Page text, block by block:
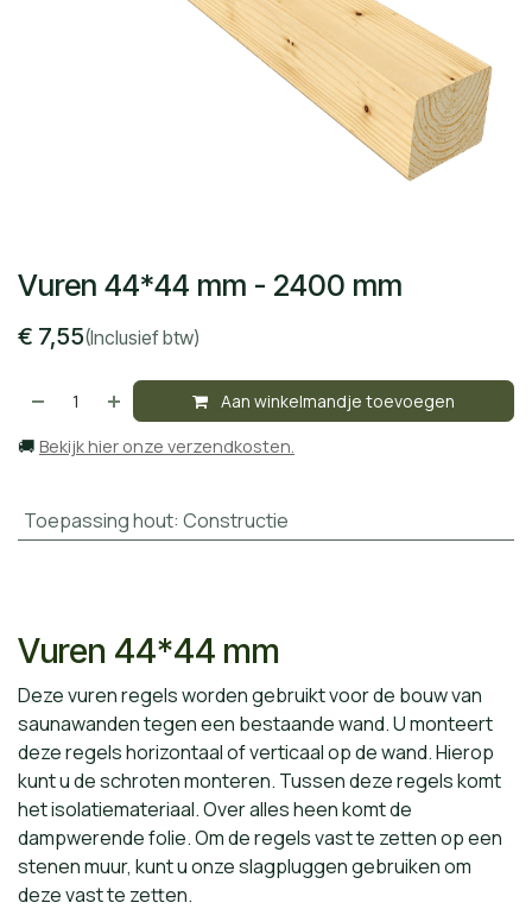
Vuren 44*44 mm - 2400 mm
€ 7,55(Inclusief btw)
Aan winkelmandje toevoegen
🚚 Bekijk hier onze verzendkosten.
Toepassing hout: Constructie
Vuren 44*44 mm
Deze vuren regels worden gebruikt voor de bouw van
saunawanden tegen een bestaande wand. U monteert
deze regels horizontaal of verticaal op de wand. Hierop
kunt u de schroten monteren. Tussen deze regels komt
het isolatiemateriaal. Over alles heen komt de
dampwerende folie. Om de regels vast te zetten op een
stenen muur, kunt u onze slagpluggen gebruiken om
deze vast te zetten.